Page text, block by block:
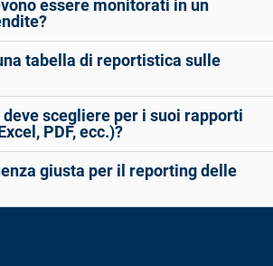
essere monitorati in un
tabella di reportistica sulle
scegliere per i suoi rapporti
PDF, ecc.)?
giusta per il reporting delle